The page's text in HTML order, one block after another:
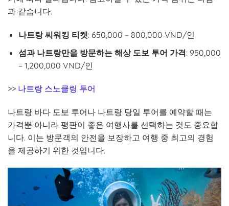
과 같습니다.
나트랑 씨워킹 티켓: 650,000 – 800,000 VND/인
섬과 나트랑만을 방문하는 해상 도보 투어 가격: 950,000
– 1,200,000 VND/인
>> 나트랑 스노클링 투어
나트랑 바다 도보 투어나 나트랑 당일 투어를 예약할 때는
가격뿐 아니라 평판이 좋은 여행사를 선택하는 것도 중요합
니다. 이는 방문객의 안전을 보장하고 여행 중 최고의 경험
을 제공하기 위한 것입니다.